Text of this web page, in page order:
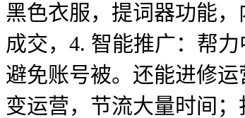
黑色衣服，提词器功能
成交，4. 智能推广：帮
避免账号被。还能进修
变运营，节流大量时间